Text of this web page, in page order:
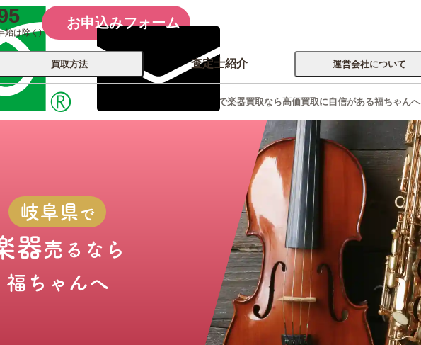
岐阜県で楽器買取なら高価買取に自信がある福ちゃんへ
始は除く)
お申込みフォーム
記念硬貨
おもちゃ
買取方法
店舗買取
査定士紹介 運営会社について
会社概要 コーポレートサイトへ
岐阜県 で
器売るなら
福ちゃんへ